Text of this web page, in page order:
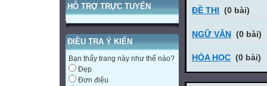
HỖ TRỢ TRỰC TUYẾN
ĐIỀU TRA Ý KIẾN
Bạn thấy trang này như thế nào?
Đẹp
Đơn điệu
ĐỀ THI (0 bài)
NGỮ VĂN (0 bài)
HÓA HỌC (0 bài)